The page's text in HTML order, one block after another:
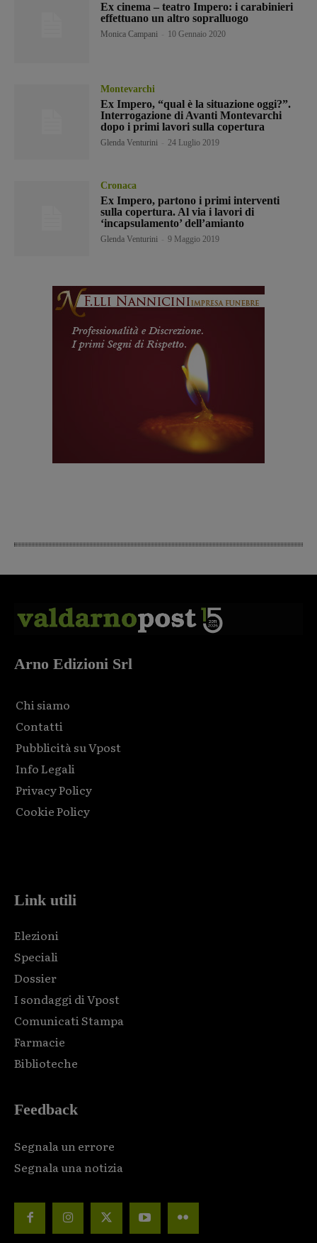
Ex cinema – teatro Impero: i carabinieri
effettuano un altro sopralluogo
Monica Campani 10 Gennaio 2020
Montevarchi
Ex Impero, “qual è la situazione oggi?”.
Interrogazione di Avanti Montevarchi
dopo i primi lavori sulla copertura
Glenda Venturini 24 Luglio 2019
Cronaca
Ex Impero, partono i primi interventi
sulla copertura. Al via i lavori di
‘incapsulamento’ dell’amianto
Glenda Venturini 9 Maggio 2019
Arno Edizioni Srl
Chi siamo
Contatti
Pubblicità su Vpost
Info Legali
Privacy Policy
Cookie Policy
Link utili
Elezioni
Speciali
Dossier
I sondaggi di Vpost
Comunicati Stampa
Farmacie
Biblioteche
Feedback
Segnala un errore
Segnala una notizia